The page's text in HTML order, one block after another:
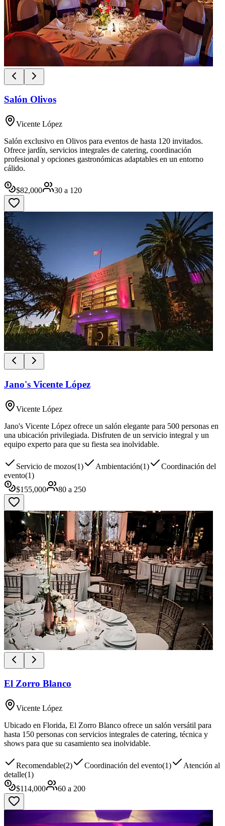
Salón Olivos
Vicente López
Salón exclusivo en Olivos para eventos de hasta 120 invitados.
Ofrece jardín, servicios integrales de catering, coordinación
profesional y opciones gastronómicas adaptables en un entorno
cálido.
$82,000 30 a 120
Jano's Vicente López
Vicente López
Jano's Vicente López ofrece un salón elegante para 500 personas en
una ubicación privilegiada. Disfruten de un servicio integral y un
equipo experto para que su fiesta sea inolvidable.
Servicio de mozos(1) Ambientación(1)
Coordinación del
evento(1)
$155,000 80 a 250
El Zorro Blanco
Vicente López
Ubicado en Florida, El Zorro Blanco ofrece un salón versátil para
hasta 150 personas con servicios integrales de catering, técnica y
shows para que su casamiento sea inolvidable.
Recomendable(2) Coordinación del evento(1)
Atención al
detalle(1)
$114,000 60 a 200